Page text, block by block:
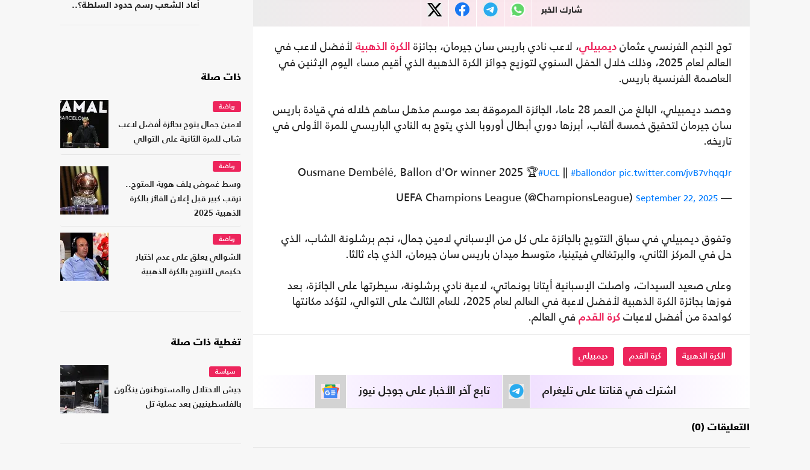
شارك الخبر
توج النجم الفرنسي عثمان ديمبيلي، لاعب نادي باريس سان جيرمان، بجائزة الكرة الذهبية لأفضل لاعب في
العالم لعام 2025، وذلك خلال الحفل السنوي لتوزيع جوائز الكرة الذهبية الذي أقيم مساء اليوم الإثنين في
العاصمة الفرنسية باريس.
وحصد ديمبيلي، البالغ من العمر 28 عاما، الجائزة المرموقة بعد موسم مذهل ساهم خلاله في قيادة باريس
سان جيرمان لتحقيق خمسة ألقاب، أبرزها دوري أبطال أوروبا الذي يتوج به النادي الباريسي للمرة الأولى في
تاريخه.
Ousmane Dembélé, Ballon d'Or winner 2025 🏆#UCL || #ballondor pic.twitter.com/jvB7vhqqJr
— UEFA Champions League (@ChampionsLeague)
September 22, 2025
وتفوق ديمبيلي في سباق التتويج بالجائزة على كل من الإسباني لامين جمال، نجم برشلونة الشاب، الذي
حل في المركز الثاني، والبرتغالي فيتينيا، متوسط ميدان باريس سان جيرمان، الذي جاء ثالثا.
وعلى صعيد السيدات، واصلت الإسبانية أيتانا بونماتي، لاعبة نادي برشلونة، سيطرتها على الجائزة، بعد
فوزها بجائزة الكرة الذهبية لأفضل لاعبة في العالم لعام 2025، للعام الثالث على التوالي، لتؤكد مكانتها
كواحدة من أفضل لاعبات كرة القدم في العالم.
الكرة الذهبية كرة القدم ديمبيلي
تابع آخر الأخبار على جوجل نيوز اشترك في قناتنا على تليغرام
التعليقات (0)
أعاد الشعب رسم حدود السلطة؟..
ذات صلة
رياضة
لامين جمال يتوج بجائزة أفضل لاعب
شاب للمرة الثانية على التوالي
رياضة
وسط غموض يلف هوية المتوج..
ترقب كبير قبل إعلان الفائز بالكرة
الذهبية 2025
رياضة
الشوالي يعلق على عدم اختيار
حكيمي للتتويج بالكرة الذهبية
تغطية ذات صلة
سياسة
جيش الاحتلال والمستوطنون ينكّلون
بالفلسطينيين بعد عملية تل